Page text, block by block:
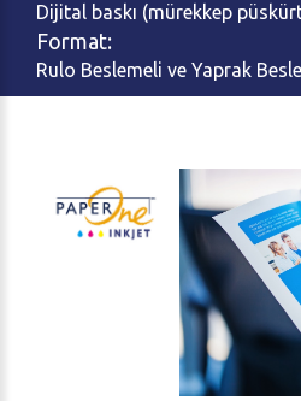
Dijital baskı (mürekkep
Format:
Rulo Beslemeli ve Yaprak